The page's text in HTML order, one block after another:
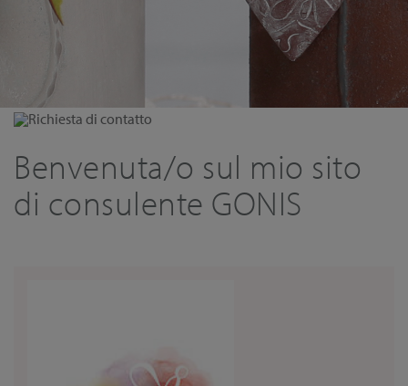
Richiesta di contatto
Benvenuta/o sul mio sito
di consulente GONIS